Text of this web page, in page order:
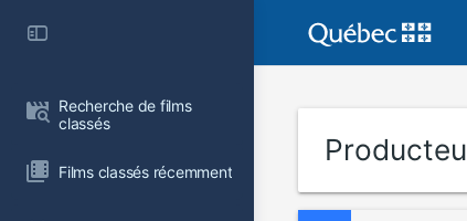
Recherche de films
classés
Films classés récemment